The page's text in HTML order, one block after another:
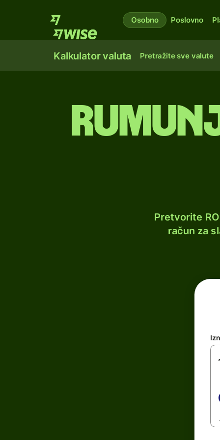
Osobno Poslovno
Kalkulator valuta Pretražite sve valute
Pretvorite
račun za